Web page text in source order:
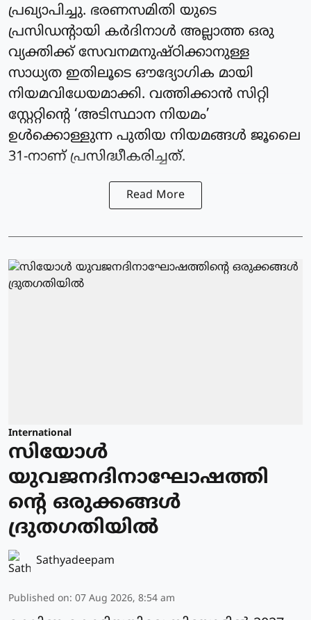
പ്രഖ്യാപിച്ചു. ഭരണസമിതി യുടെ
പ്രസിഡന്റായി കര്‍ദിനാള്‍ അല്ലാത്ത ഒരു
വ്യക്തിക്ക് സേവനമനുഷ്ഠിക്കാനുള്ള
സാധ്യത ഇതിലൂടെ ഔദ്യോഗിക മായി
നിയമവിധേയമാക്കി. വത്തിക്കാന്‍ സിറ്റി
സ്റ്റേറ്റിന്റെ ‘അടിസ്ഥാന നിയമം’
ഉള്‍ക്കൊള്ളുന്ന പുതിയ നിയമങ്ങള്‍ ജൂലൈ
31-നാണ് പ്രസിദ്ധീകരിച്ചത്.
Read More
International
സിയോള്‍
യുവജനദിനാഘോഷത്തി
ന്റെ ഒരുക്കങ്ങള്‍
ദ്രുതഗതിയില്‍
Sathyadeepam
Published on: 07 Aug 2026, 8:54 am